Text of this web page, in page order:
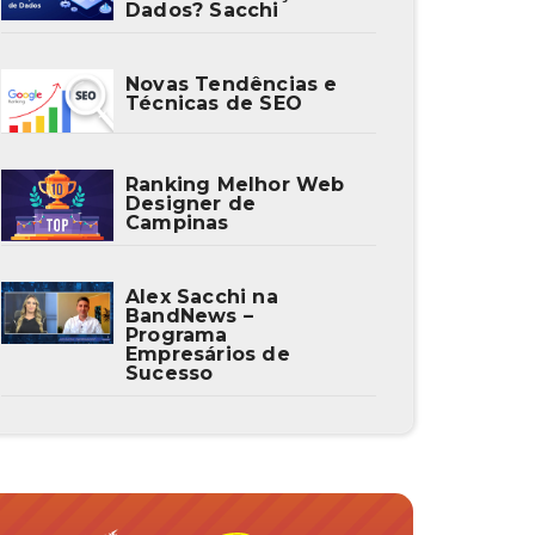
Dados? Sacchi
Novas Tendências e
Técnicas de SEO
Ranking Melhor Web
Designer de
Campinas
Alex Sacchi na
BandNews –
Programa
Empresários de
Sucesso